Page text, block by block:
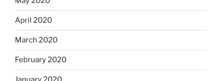
April 2020
March 2020
February 2020